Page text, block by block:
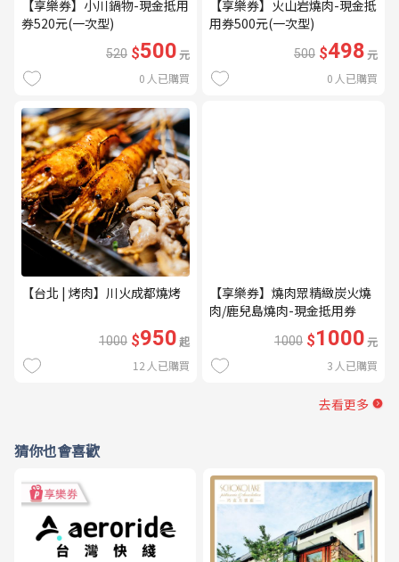
【享樂券】小川鍋物-現金抵用
券520元(一次型)
520 $500元
0 人已購買
【享樂券】火山岩燒肉-現金抵
用券500元(一次型)
500 $498元
0 人已購買
【台北 | 烤肉】川火成都燒烤
1000 $950起
12 人已購買
【享樂券】燒肉眾精緻炭火燒
肉/鹿兒島燒肉-現金抵用券
1000 $1000元
3 人已購買
去看更多
猜你也會喜歡